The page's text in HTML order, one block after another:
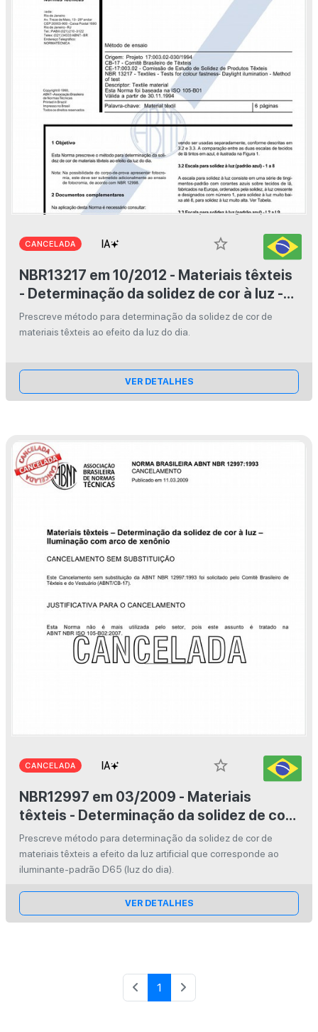
CANCELADA
star_border
NBR13217 em 10/2012 - Materiais têxteis
- Determinação da solidez de cor à luz -
Iluminação à luz do dia
Prescreve método para determinação da solidez de cor de
materiais têxteis ao efeito da luz do dia.
VER DETALHES
CANCELADA
star_border
NBR12997 em 03/2009 - Materiais
têxteis - Determinação da solidez de cor
à luz - Iluminação com arco de xenônio
Prescreve método para determinação da solidez de cor de
materiais têxteis a efeito da luz artificial que corresponde ao
iluminante-padrão D65 (luz do dia).
VER DETALHES
1